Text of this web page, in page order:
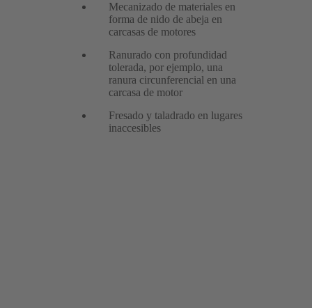
Mecanizado de materiales en
forma de nido de abeja en
carcasas de motores
Ranurado con profundidad
tolerada, por ejemplo, una
ranura circunferencial en una
carcasa de motor
Fresado y taladrado en lugares
inaccesibles